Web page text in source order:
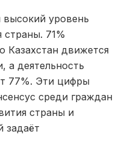
высокий уровень
страны. 71%
Казахстан движется
а деятельность
77%. Эти цифры
среди граждан
страны и
задаёт